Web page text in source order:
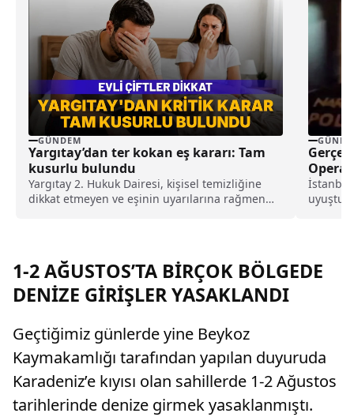
GÜNDEM
Yargıtay’dan ter kokan eş kararı: Tam
kusurlu bulundu
Yargıtay 2. Hukuk Dairesi, kişisel temizliğine
dikkat etmeyen ve eşinin uyarılarına rağmen
lira tazminat ödemesine karar verildi.
1-2 AĞUSTOS’TA BİRÇOK BÖLGEDE
DENİZE GİRİŞLER YASAKLANDI
Geçtiğimiz günlerde yine Beykoz
Kaymakamlığı tarafından yapılan duyuruda
Karadeniz’e kıyısı olan sahillerde 1-2 Ağustos
tarihlerinde denize girmek yasaklanmıştı.